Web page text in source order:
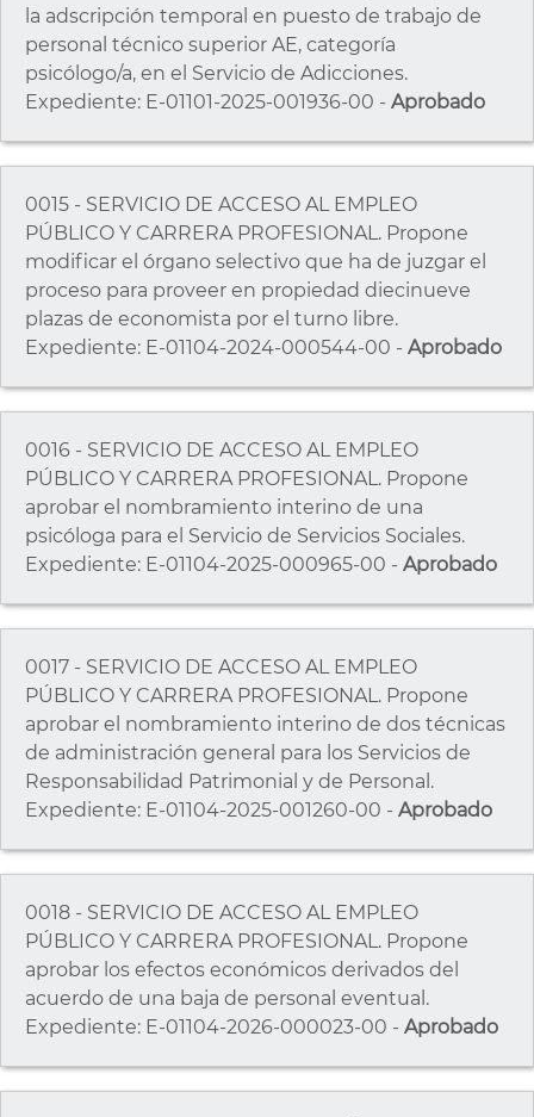
la adscripción temporal en puesto de trabajo de
personal técnico superior AE, categoría
psicólogo/a, en el Servicio de Adicciones.
Expediente: E-01101-2025-001936-00 - Aprobado
0015 - SERVICIO DE ACCESO AL EMPLEO
PÚBLICO Y CARRERA PROFESIONAL. Propone
modificar el órgano selectivo que ha de juzgar el
proceso para proveer en propiedad diecinueve
plazas de economista por el turno libre.
Expediente: E-01104-2024-000544-00 - Aprobado
0016 - SERVICIO DE ACCESO AL EMPLEO
PÚBLICO Y CARRERA PROFESIONAL. Propone
aprobar el nombramiento interino de una
psicóloga para el Servicio de Servicios Sociales.
Expediente: E-01104-2025-000965-00 - Aprobado
0017 - SERVICIO DE ACCESO AL EMPLEO
PÚBLICO Y CARRERA PROFESIONAL. Propone
aprobar el nombramiento interino de dos técnicas
de administración general para los Servicios de
Responsabilidad Patrimonial y de Personal.
Expediente: E-01104-2025-001260-00 - Aprobado
0018 - SERVICIO DE ACCESO AL EMPLEO
PÚBLICO Y CARRERA PROFESIONAL. Propone
aprobar los efectos económicos derivados del
acuerdo de una baja de personal eventual.
Expediente: E-01104-2026-000023-00 - Aprobado